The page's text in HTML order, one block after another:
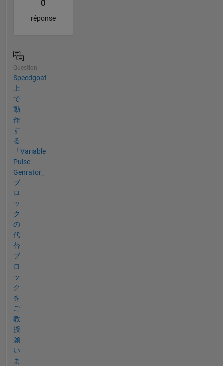
0
réponse
Question
Speedgoat
上
で
動
作
す
る
「Variable
Pulse
Genrator」
ブ
ロ
ッ
ク
の
代
替
ブ
ロ
ッ
ク
を
ご
教
授
願
い
ま